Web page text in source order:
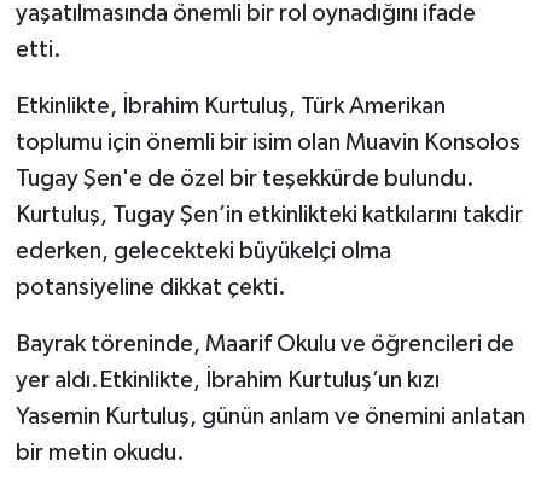
yaşatılmasında önemli bir rol oynadığını ifade
etti.
Etkinlikte, İbrahim Kurtuluş, Türk Amerikan
toplumu için önemli bir isim olan Muavin Konsolos
Tugay Şen'e de özel bir teşekkürde bulundu.
Kurtuluş, Tugay Şen’in etkinlikteki katkılarını takdir
ederken, gelecekteki büyükelçi olma
potansiyeline dikkat çekti.
Bayrak töreninde, Maarif Okulu ve öğrencileri de
yer aldı.Etkinlikte, İbrahim Kurtuluş’un kızı
Yasemin Kurtuluş, günün anlam ve önemini anlatan
bir metin okudu.